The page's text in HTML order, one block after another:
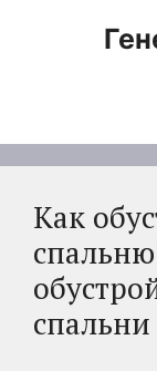
Как
спальни